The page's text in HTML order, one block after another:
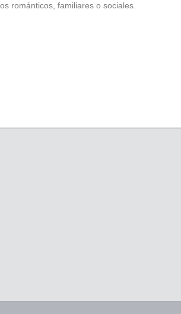
románticos, familiares o sociales.